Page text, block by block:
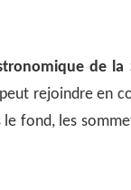
de la
rejoindre en
fond, les